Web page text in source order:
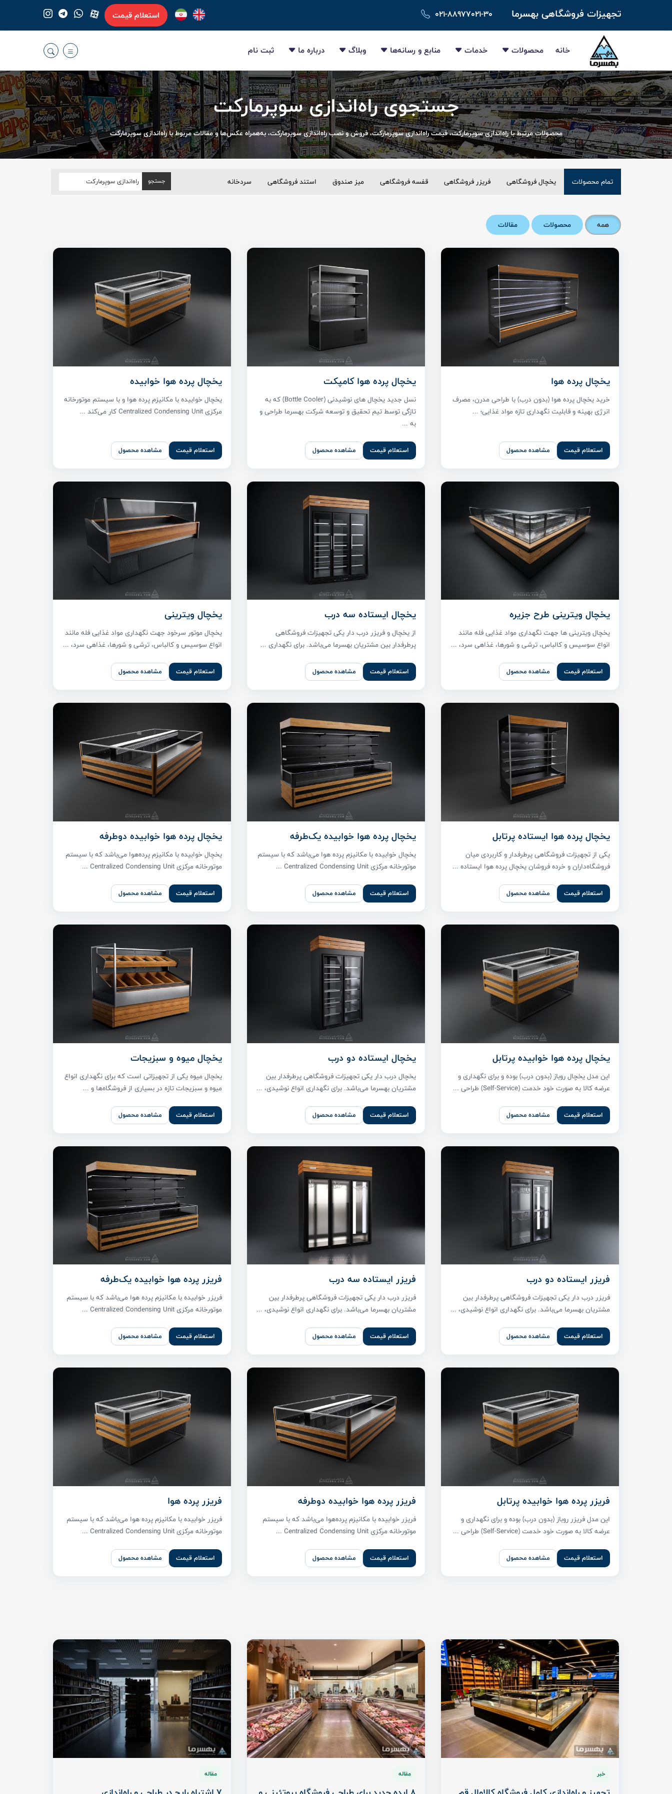
تجهیزات فروشگاهی بهسرما ۰۲۱-۸۸۹۷۷۰۲۱-۳۰ استعلام قیمت
خانه محصولات خدمات منابع و رسانه‌ها وبلاگ درباره ما ثبت نام
جستجوی راه‌اندازی سوپرمارکت
محصولات مرتبط با راه‌اندازی سوپرمارکت، قیمت راه‌اندازی سوپرمارکت، فروش و نصب راه‌اندازی سوپرمارکت، به‌همراه عکس‌ها و مقالات مربوط با راه‌اندازی سوپرمارکت
تمام محصولات یخچال فروشگاهی فریزر فروشگاهی قفسه فروشگاهی میز صندوق استند فروشگاهی سردخانه
همه محصولات مقالات
یخچال پرده هوا
خرید یخچال پرده هوا (بدون درب) با طراحی مدرن، مصرف
انرژی بهینه و قابلیت نگهداری تازه مواد غذایی؛ ...
استعلام قیمت مشاهده محصول
یخچال پرده هوا کامپکت
نسل جدید یخچال های نوشیدنی (Bottle Cooler) که به
تازگی توسط تیم تحقیق و توسعه شرکت بهسرما طراحی و
به ...
استعلام قیمت مشاهده محصول
یخچال پرده هوا خوابیده
یخچال خوابیده با مکانیزم پرده هوا و با سیستم موتورخانه
مرکزی Centralized Condensing Unit کار می‌کند ...
استعلام قیمت مشاهده محصول
یخچال ویترینی طرح جزیره
یخچال ویترینی ها جهت نگهداری مواد غذایی فله مانند
انواع سوسیس و کالباس، ترشی و شورها، غذاهی سرد، ...
استعلام قیمت مشاهده محصول
یخچال ایستاده سه درب
از یخچال و فریزر درب دار یکی تجهیزات فروشگاهی
پر‌طرفدار بین مشتریان بهسرما می‌باشد. برای نگهداری ...
استعلام قیمت مشاهده محصول
یخچال ویترینی
یخچال موتور سرخود جهت نگهداری مواد غذایی فله مانند
انواع سوسیس و کالباس، ترشی و شورها، غذاهی سرد، ...
استعلام قیمت مشاهده محصول
یخچال پرده هوا ایستاده پرتابل
یکی از تجهیزات فروشگاهی پرطرفدار و کاربردی میان
فروشگاه‌داران و خرده فروشان یخچال پرده هوا ایستاده ...
استعلام قیمت مشاهده محصول
یخچال پرده هوا خوابیده یک‌طرفه
یخچال خوابیده با مکانیزم پرده هوا می‌باشد که با سیستم
موتورخانه مرکزی Centralized Condensing Unit ...
استعلام قیمت مشاهده محصول
یخچال پرده هوا خوابیده دوطرفه
یخچال خوابیده با مکانیزم پرده‌هوا می‌باشد که با سیستم
موتورخانه مرکزی Centralized Condensing Unit ...
استعلام قیمت مشاهده محصول
یخچال پرده هوا خوابیده پرتابل
این مدل یخچال روباز (بدون درب) بوده و برای نگهداری و
عرضه کالا به صورت خود خدمت (Self-Service) طراحی ...
استعلام قیمت مشاهده محصول
یخچال ایستاده دو درب
یخچال درب دار یکی تجهیزات فروشگاهی پر‌طرفدار بین
مشتریان بهسرما می‌باشد. برای نگهداری انواع نوشیدی، ...
استعلام قیمت مشاهده محصول
یخچال میوه و سبزیجات
یخچال میوه یکی از تجهیزاتی است که برای نگهداری انواع
میوه و سبزیجات تازه در بسیاری از فروشگاه‌ها و ...
استعلام قیمت مشاهده محصول
فریزر ایستاده دو درب
فریزر درب دار یکی تجهیزات فروشگاهی پر‌طرفدار بین
مشتریان بهسرما می‌باشد. برای نگهداری انواع نوشیدی، ...
استعلام قیمت مشاهده محصول
فریزر ایستاده سه درب
فریزر درب دار یکی تجهیزات فروشگاهی پر‌طرفدار بین
مشتریان بهسرما می‌باشد. برای نگهداری انواع نوشیدی، ...
استعلام قیمت مشاهده محصول
فریزر پرده هوا خوابیده یک‌طرفه
فریزر خوابیده با مکانیزم پرده هوا می‌باشد که با سیستم
موتورخانه مرکزی Centralized Condensing Unit ...
استعلام قیمت مشاهده محصول
فریزر پرده هوا خوابیده پرتابل
این مدل فریزر روباز (بدون درب) بوده و برای نگهداری و
عرضه کالا به صورت خود خدمت (Self-Service) طراحی ...
استعلام قیمت مشاهده محصول
فریزر پرده هوا خوابیده دوطرفه
فریزر خوابیده با مکانیزم پرده‌هوا می‌باشد که با سیستم
موتورخانه مرکزی Centralized Condensing Unit ...
استعلام قیمت مشاهده محصول
فریزر پرده هوا
فریزر خوابیده با مکانیزم پرده هوا می‌باشد که با سیستم
موتورخانه مرکزی Centralized Condensing Unit ...
استعلام قیمت مشاهده محصول
خبر مقاله مقاله